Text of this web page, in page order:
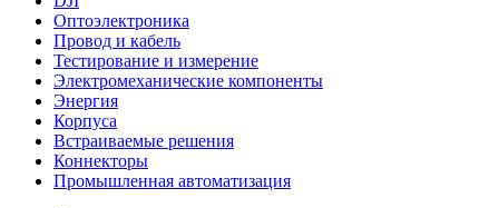
Оптоэлектроника
Провод и кабель
Тестирование и измерение
Электромеханические компоненты
Энергия
Корпуса
Встраиваемые решения
Коннекторы
Промышленная автоматизация